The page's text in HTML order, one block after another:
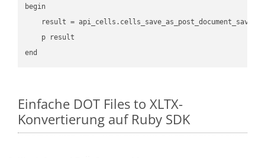
begin
result =
    p result
Einfache DOT Files to XLTX-
Konvertierung auf Ruby SDK